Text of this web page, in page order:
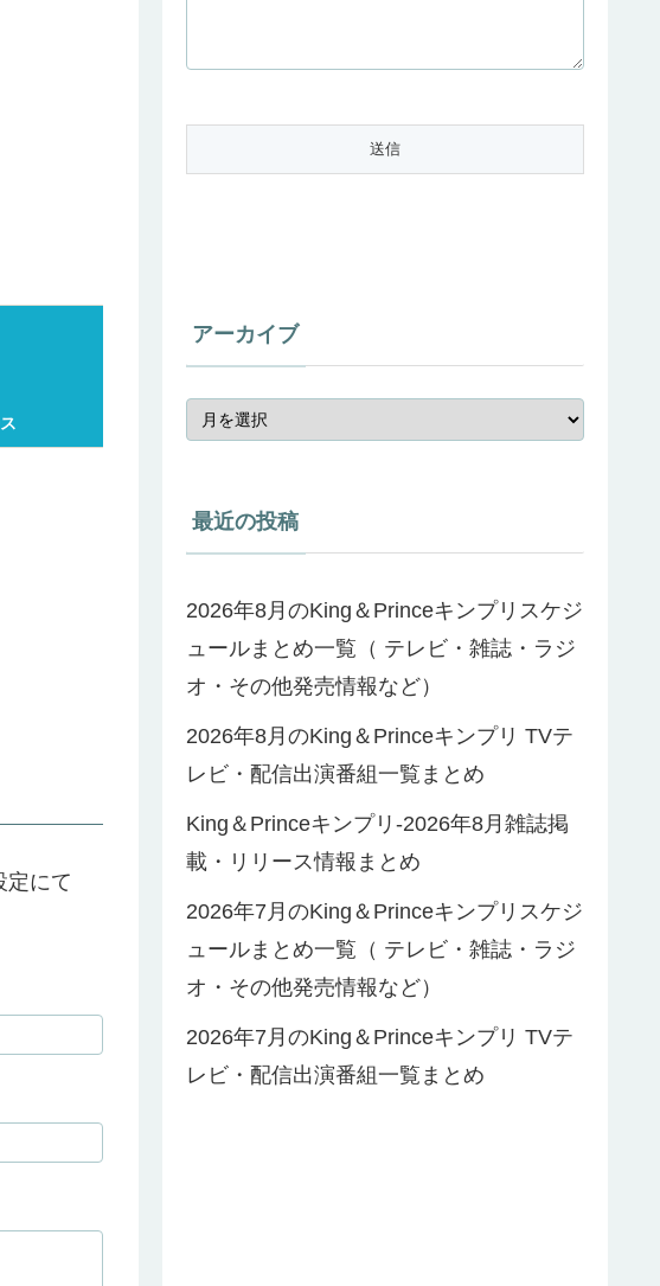
定にて
アーカイブ
最近の投稿
2026年8月のKing＆Princeキンプリスケジ
ュールまとめ一覧（ テレビ・雑誌・ラジ
オ・その他発売情報など）
2026年8月のKing＆Princeキンプリ TVテ
レビ・配信出演番組一覧まとめ
King＆Princeキンプリ-2026年8月雑誌掲
載・リリース情報まとめ
2026年7月のKing＆Princeキンプリスケジ
ュールまとめ一覧（ テレビ・雑誌・ラジ
オ・その他発売情報など）
2026年7月のKing＆Princeキンプリ TVテ
レビ・配信出演番組一覧まとめ